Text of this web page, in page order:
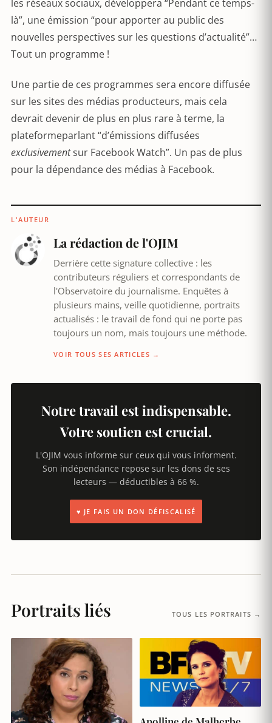
les réseaux sociaux, développera “Pendant ce temps-
là”, une émission “pour apporter au public des
nouvelles perspectives sur les questions d’actualité”…
Tout un programme !
Une partie de ces programmes sera encore diffusée
sur les sites des médias producteurs, mais cela
devrait devenir de plus en plus rare à terme, la
plateformeparlant “d’émissions diffusées
exclusivementsur Facebook Watch”. Un pas de plus
pour la dépendance des médias à Facebook.
L'AUTEUR
La rédaction de l'OJIM
Derrière cette signature collective : les
contributeurs réguliers et correspondants de
l'Observatoire du journalisme. Enquêtes à
plusieurs mains, veille quotidienne, portraits
actualisés : le travail de fond qui ne porte pas
toujours un nom, mais toujours une méthode.
VOIR TOUS SES ARTICLES →
Notre travail est indispensable.
Votre soutien est crucial.
L'OJIM vous informe sur ceux qui vous informent.
Son indépendance repose sur les dons de ses
lecteurs — déductibles à 66 %.
♥ JE FAIS UN DON DÉFISCALISÉ
Portraits liés TOUS LES PORTRAITS →